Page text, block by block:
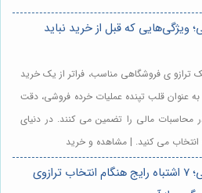
ویژگی‌هایی که قبل از خرید نباید
ترازو ی فروشگاهی مناسب، فراتر از یک خرید
عنوان قلب تپنده عملیات خرده فروشی، دقت
مالی را تضمین می کنند. در دنیای
انتخاب می کنید. | مشاهده و خرید
⭐️🏪 ترازوی فروشگاهی؛ ۷ اشتباه رایج هنگام انتخاب ترازوی